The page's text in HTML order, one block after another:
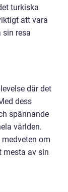
turkiska
att vara
sin resa
där det
dess
spännande
världen.
om
mesta av sin